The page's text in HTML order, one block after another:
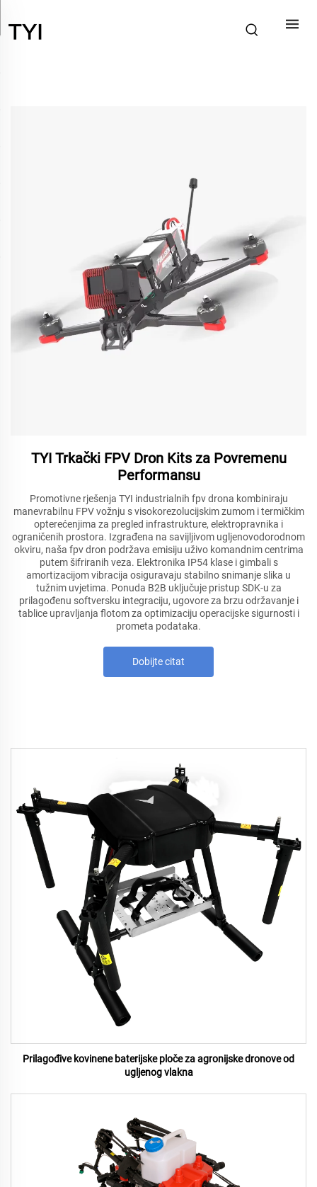
TYI Trkački FPV Dron Kits za Povremenu
Performansu
Promotivne rješenja TYI industrialnih fpv drona kombiniraju
manevrabilnu FPV vožnju s visokorezolucijskim zumom i termičkim
opterećenjima za pregled infrastrukture, elektropravnika i
ograničenih prostora. Izgrađena na savijljivom ugljenovodorodnom
okviru, naša fpv dron podržava emisiju uživo komandnim centrima
putem šifriranih veza. Elektronika IP54 klase i gimbali s
amortizacijom vibracija osiguravaju stabilno snimanje slika u
tužnim uvjetima. Ponuda B2B uključuje pristup SDK-u za
prilagođenu softversku integraciju, ugovore za brzu održavanje i
tablice upravljanja flotom za optimizaciju operacijske sigurnosti i
prometa podataka.
Dobijte citat
Prilagođive kovinene baterijske ploče za agronijske dronove od
ugljenog vlakna